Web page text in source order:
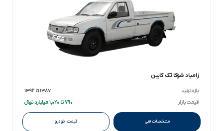
زامیاد شوکا تک کابین
بازه تولید
۱۳۸۷ تا ۱۳۹۲
قیمت بازار
۷۹۰ تا ۱,۰۲۰ میلیارد تومانءءء
مشخصات فنی قیمت خودرو